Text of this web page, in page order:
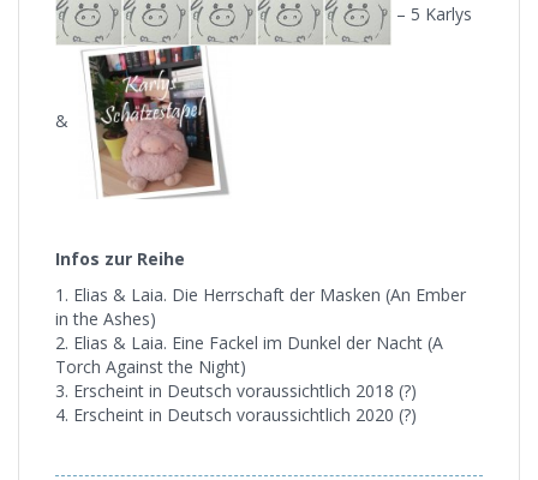
– 5 Karlys
&
Infos zur Reihe
1. Elias & Laia. Die Herrschaft der Masken (An Ember
in the Ashes)
2. Elias & Laia. Eine Fackel im Dunkel der Nacht (A
Torch Against the Night)
3. Erscheint in Deutsch voraussichtlich 2018 (?)
4. Erscheint in Deutsch voraussichtlich 2020 (?)